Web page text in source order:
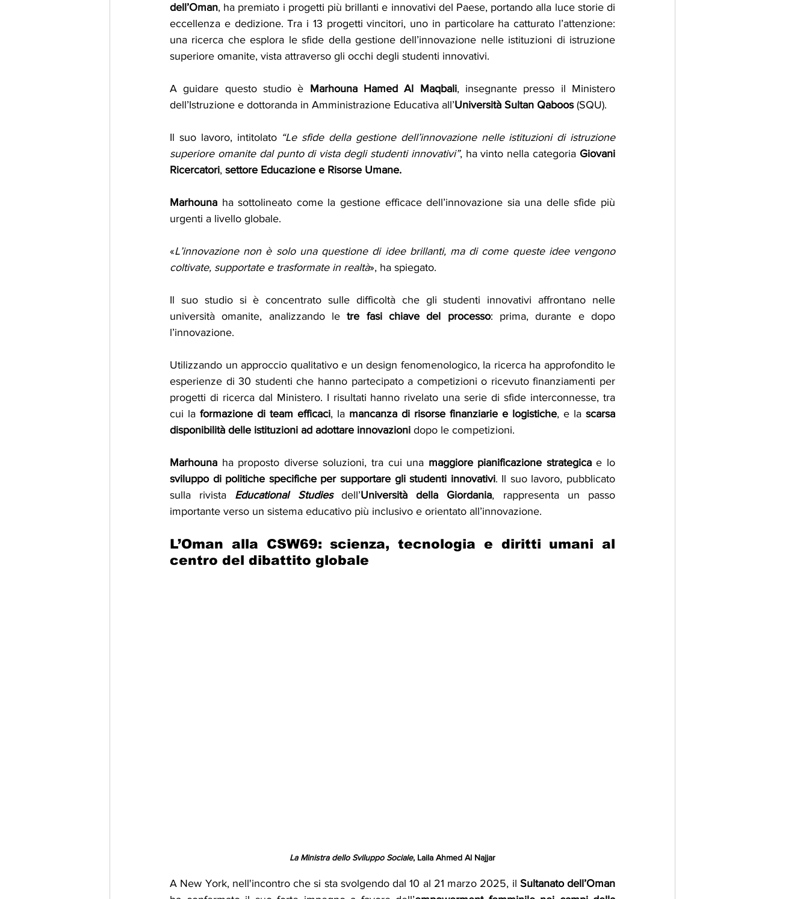
dell’Oman, ha premiato i progetti più brillanti e innovativi del Paese, portando alla luce storie di
eccellenza e dedizione. Tra i 13 progetti vincitori, uno in particolare ha catturato l’attenzione:
una ricerca che esplora le sfide della gestione dell’innovazione nelle istituzioni di istruzione
superiore omanite, vista attraverso gli occhi degli studenti innovativi.
A guidare questo studio è Marhouna Hamed Al Maqbali, insegnante presso il Ministero
dell’Istruzione e dottoranda in Amministrazione Educativa all’Università Sultan Qaboos (SQU).
Il suo lavoro, intitolato “Le sfide della gestione dell’innovazione nelle istituzioni di istruzione
superiore omanite dal punto di vista degli studenti innovativi”, ha vinto nella categoria Giovani
Ricercatori, settore Educazione e Risorse Umane.
Marhouna ha sottolineato come la gestione efficace dell’innovazione sia una delle sfide più
urgenti a livello globale.
«L’innovazione non è solo una questione di idee brillanti, ma di come queste idee vengono
coltivate, supportate e trasformate in realtà», ha spiegato.
Il suo studio si è concentrato sulle difficoltà che gli studenti innovativi affrontano nelle
università omanite, analizzando le tre fasi chiave del processo: prima, durante e dopo
l’innovazione.
Utilizzando un approccio qualitativo e un design fenomenologico, la ricerca ha approfondito le
esperienze di 30 studenti che hanno partecipato a competizioni o ricevuto finanziamenti per
progetti di ricerca dal Ministero. I risultati hanno rivelato una serie di sfide interconnesse, tra
cui la formazione di team efficaci, la mancanza di risorse finanziarie e logistiche, e la scarsa
disponibilità delle istituzioni ad adottare innovazioni dopo le competizioni.
Marhouna ha proposto diverse soluzioni, tra cui una maggiore pianificazione strategica
sviluppo di politiche specifiche per supportare gli studenti innovativi. Il suo lavoro, pubblicato
sulla rivista Educational Studies dell’Università della Giordania, rappresenta un passo
importante verso un sistema educativo più inclusivo e orientato all’innovazione.
L’Oman alla CSW69: scienza, tecnologia e diritti umani al
centro del dibattito globale
La Ministra dello Sviluppo Sociale, Laila Ahmed Al Najjar
A New York, nell'incontro che si sta svolgendo dal 10 al 21 marzo 2025, il Sultanato dell’Oman